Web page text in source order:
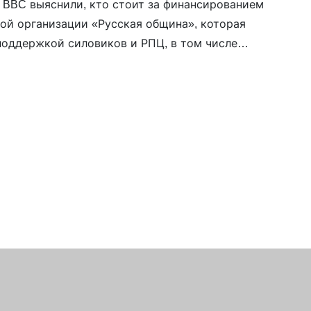
выяснили, кто стоит за финансированием
организации «Русская община», которая
силовиков и РПЦ, в том числе
Саввы (Тутунова). «Русская община»
от фондов, связанных с
Сергеем Михеевым и миллиардером Игорем
Игорь Худокормов – владелец
«Продимекс». Журнал Forbes оценивает его
миллиарда долларов. В рейтинге […]